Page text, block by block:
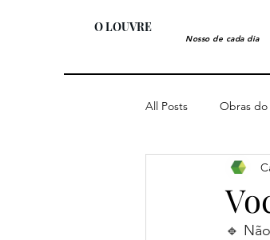
O LOUVRE
Nosso de cada dia
All Posts Obras do
🔹